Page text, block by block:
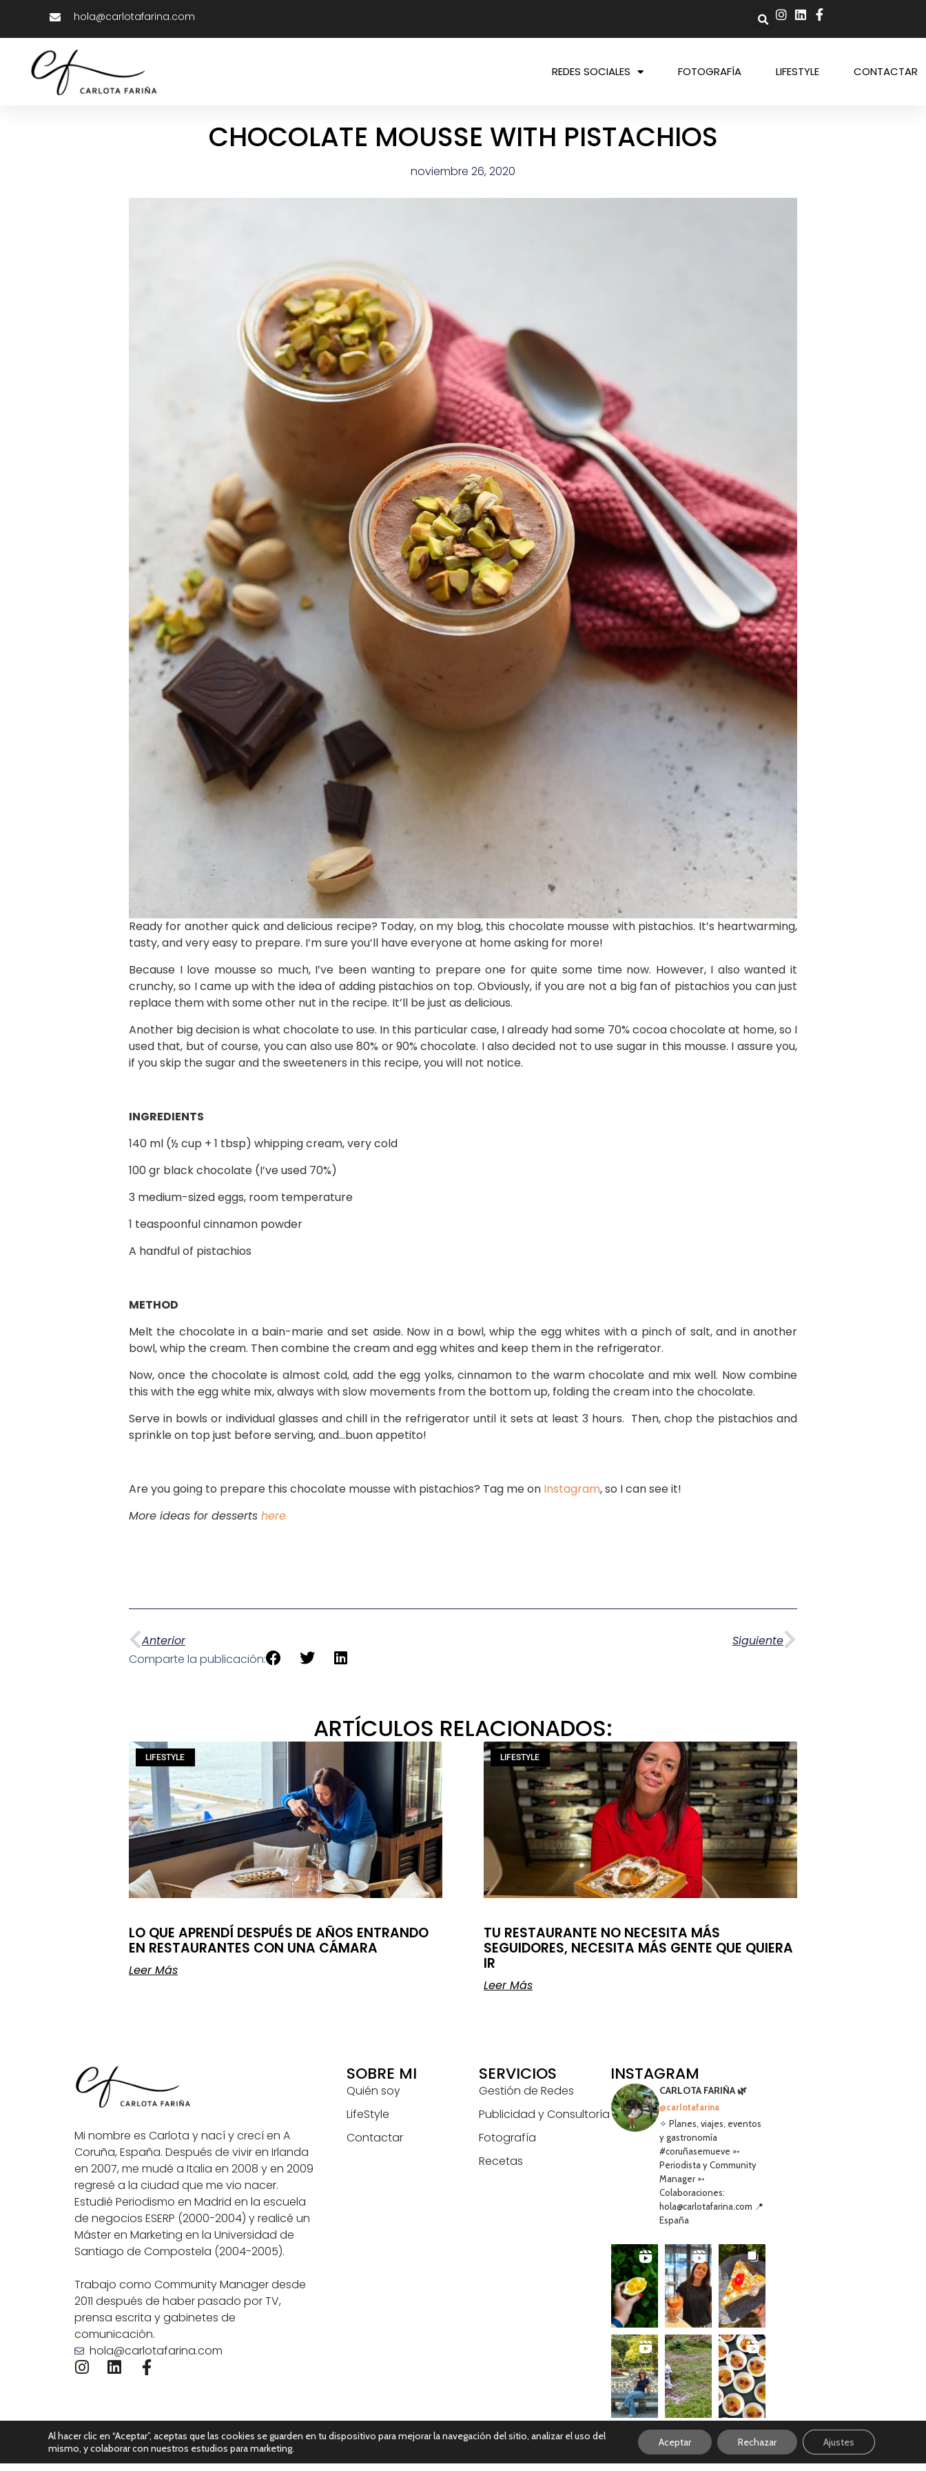
hola@carlotafarina.com
REDES SOCIALES FOTOGRAFÍA LIFESTYLE CONTACTAR
CHOCOLATE MOUSSE WITH PISTACHIOS
noviembre 26, 2020
Ready for another quick and delicious recipe? Today, on my blog, this chocolate mousse with pistachios. It’s heartwarming,
tasty, and very easy to prepare. I’m sure you’ll have everyone at home asking for more!
Because I love mousse so much, I’ve been wanting to prepare one for quite some time now. However, I also wanted it
crunchy, so I came up with the idea of adding pistachios on top. Obviously, if you are not a big fan of pistachios you can just
replace them with some other nut in the recipe. It’ll be just as delicious.
Another big decision is what chocolate to use. In this particular case, I already had some 70% cocoa chocolate at home, so I
used that, but of course, you can also use 80% or 90% chocolate. I also decided not to use sugar in this mousse. I assure you,
if you skip the sugar and the sweeteners in this recipe, you will not notice.
INGREDIENTS
140 ml (½ cup + 1 tbsp) whipping cream, very cold
100 gr black chocolate (I’ve used 70%)
3 medium-sized eggs, room temperature
1 teaspoonful cinnamon powder
A handful of pistachios
METHOD
Melt the chocolate in a bain-marie and set aside. Now in a bowl, whip the egg whites with a pinch of salt, and in another
bowl, whip the cream. Then combine the cream and egg whites and keep them in the refrigerator.
Now, once the chocolate is almost cold, add the egg yolks, cinnamon to the warm chocolate and mix well. Now combine
this with the egg white mix, always with slow movements from the bottom up, folding the cream into the chocolate.
Serve in bowls or individual glasses and chill in the refrigerator until it sets at least 3 hours. Then, chop the pistachios and
sprinkle on top just before serving, and…buon appetito!
Are you going to prepare this chocolate mousse with pistachios? Tag me on Instagram, so I can see it!
More ideas for desserts here
Anterior
Siguiente
Comparte la publicación:
ARTÍCULOS RELACIONADOS:
LIFESTYLE
LO QUE APRENDÍ DESPUÉS DE AÑOS ENTRANDO
EN RESTAURANTES CON UNA CÁMARA
Leer Más
LIFESTYLE
TU RESTAURANTE NO NECESITA MÁS
SEGUIDORES, NECESITA MÁS GENTE QUE QUIERA
IR
Leer Más
Mi nombre es Carlota y nací y crecí en A
Coruña, España. Después de vivir en Irlanda
en 2007, me mudé a Italia en 2008 y en 2009
regresé a la ciudad que me vio nacer.
Estudié Periodismo en Madrid en la escuela
de negocios ESERP (2000-2004) y realicé un
Máster en Marketing en la Universidad de
Santiago de Compostela (2004-2005).
Trabajo como Community Manager desde
2011 después de haber pasado por TV,
prensa escrita y gabinetes de
comunicación.
hola@carlotafarina.com
SOBRE MI
Quién soy
LifeStyle
Contactar
SERVICIOS
Gestión de Redes
Publicidad y Consultoría
Fotografía
Recetas
INSTAGRAM
CARLOTA FARIÑA 🌿
@carlotafarina
✧ Planes, viajes, eventos
y gastronomía
#coruñasemueve ➳
Periodista y Community
Manager ➳
Colaboraciones:
hola@carlotafarina.com 📍
España
Ver en Instagram
Al hacer clic en “Aceptar”, aceptas que las cookies se guarden en tu dispositivo para mejorar la navegación del sitio, analizar el uso del
mismo, y colaborar con nuestros estudios para marketing.
Aceptar Rechazar Ajustes